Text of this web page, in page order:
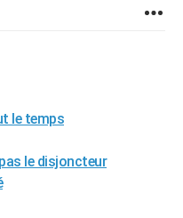
le temps
le disjoncteur